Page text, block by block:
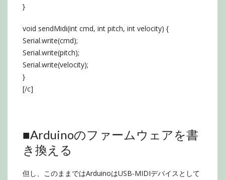
}
void sendMidi(int cmd, int pitch, int velocity) {
Serial.write(cmd);
Serial.write(pitch);
Serial.write(velocity);
}
[/c]
■Arduinoのファームウェアを書
き換える
但し、このままではArduinoはUSB-MIDIデバイスとして